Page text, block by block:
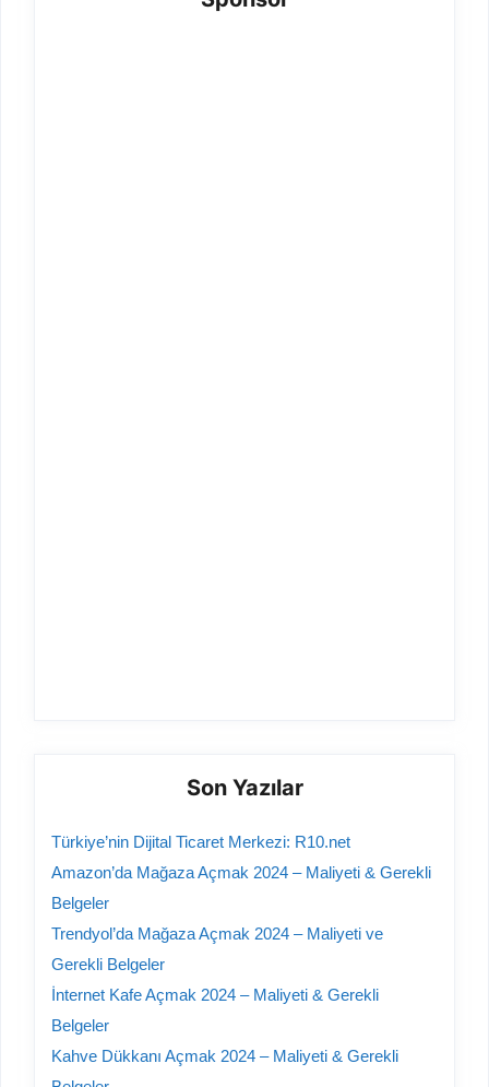
Son Yazılar
Türkiye’nin Dijital Ticaret Merkezi: R10.net
Amazon’da Mağaza Açmak 2024 – Maliyeti & Gerekli
Belgeler
Trendyol’da Mağaza Açmak 2024 – Maliyeti ve
Gerekli Belgeler
İnternet Kafe Açmak 2024 – Maliyeti & Gerekli
Belgeler
Kahve Dükkanı Açmak 2024 – Maliyeti & Gerekli